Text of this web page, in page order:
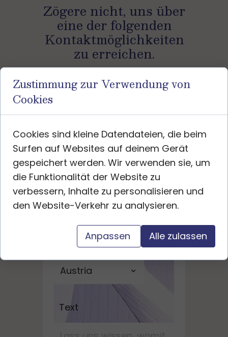
Zögere nicht, uns über
eine der folgenden
Kontaktmöglichkeiten
zu erreichen.
Name
Deine E-Mail-Adresse
Wähle dein Land aus
Text
Zustimmung zur Verwendung von
Cookies
Cookies sind kleine Datendateien, die beim
Surfen auf Websites auf deinem Gerät
gespeichert werden. Wir verwenden sie, um
die Funktionalität der Website zu
verbessern, Inhalte zu personalisieren und
den Website-Verkehr zu analysieren.
Anpassen Alle zulassen